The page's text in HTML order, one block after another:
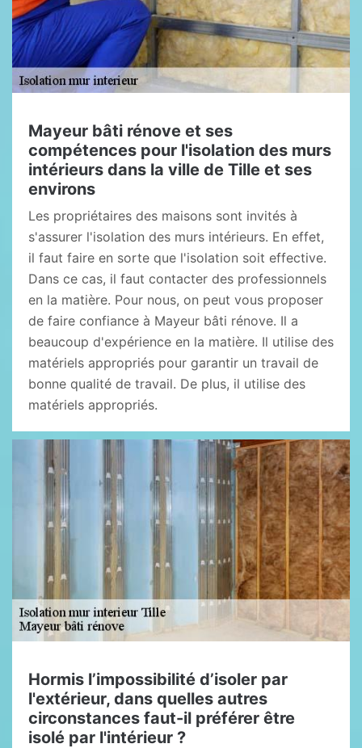
Mayeur bâti rénove et ses
compétences pour l'isolation des murs
intérieurs dans la ville de Tille et ses
environs
Les propriétaires des maisons sont invités à
s'assurer l'isolation des murs intérieurs. En effet,
il faut faire en sorte que l'isolation soit effective.
Dans ce cas, il faut contacter des professionnels
en la matière. Pour nous, on peut vous proposer
de faire confiance à Mayeur bâti rénove. Il a
beaucoup d'expérience en la matière. Il utilise des
matériels appropriés pour garantir un travail de
bonne qualité de travail. De plus, il utilise des
matériels appropriés.
Hormis l’impossibilité d’isoler par
l'extérieur, dans quelles autres
circonstances faut-il préférer être
isolé par l'intérieur ?